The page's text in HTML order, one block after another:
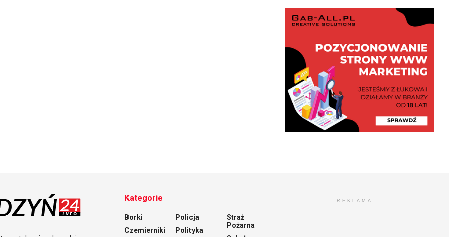
Kategorie
Borki
Czemierniki
Policja
Polityka
Straż
Pożarna
REKLAMA